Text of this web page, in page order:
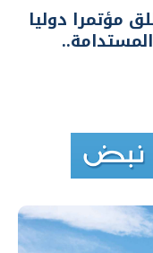
مؤتمرا دوليا